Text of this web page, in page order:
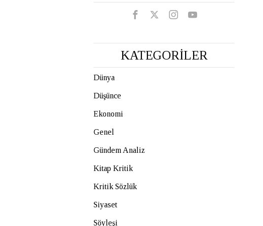
KATEGORİLER
Dünya
Düşünce
Ekonomi
Genel
Gündem Analiz
Kitap Kritik
Kritik Sözlük
Siyaset
Söyleşi